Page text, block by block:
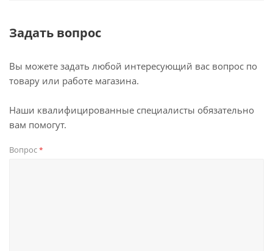
Задать вопрос
Вы можете задать любой интересующий вас вопрос по
товару или работе магазина.
Наши квалифицированные специалисты обязательно
вам помогут.
Вопрос*